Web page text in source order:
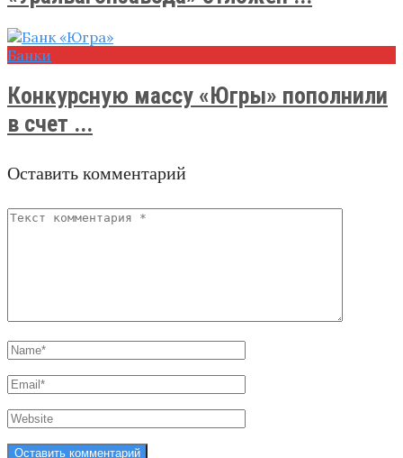
Банки
Конкурсную массу «Югры» пополнили
в счет ...
Оставить комментарий